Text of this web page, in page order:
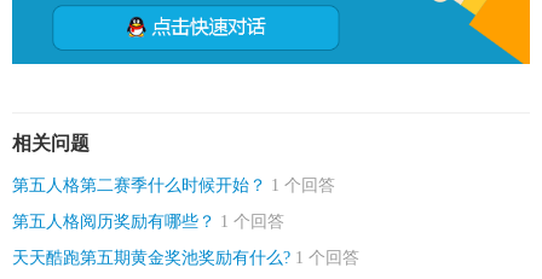
相关问题
第五人格第二赛季什么时候开始？ 1 个回答
第五人格阅历奖励有哪些？ 1 个回答
天天酷跑第五期黄金奖池奖励有什么? 1 个回答